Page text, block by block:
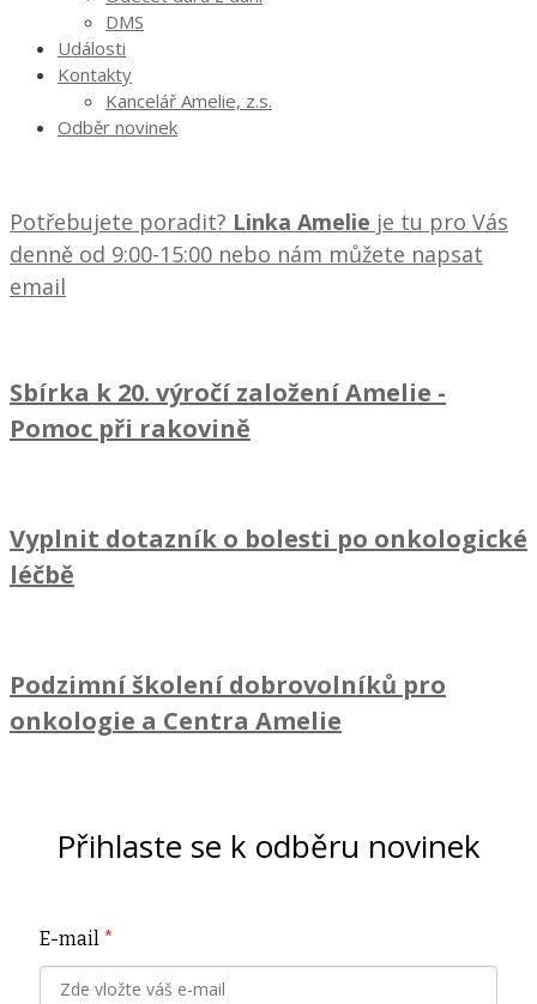
DMS
Události
Kontakty
Kancelář Amelie, z.s.
Odběr novinek
Potřebujete poradit? Linka Amelie je tu pro Vás
denně od 9:00-15:00 nebo nám můžete napsat
email
Sbírka k 20. výročí založení Amelie -
Pomoc při rakovině
Vyplnit dotazník o bolesti po onkologické
léčbě
Podzimní školení dobrovolníků pro
onkologie a Centra Amelie
Přihlaste se k odběru novinek
E-mail *